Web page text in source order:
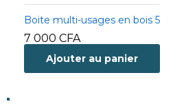
Boite multi-usages en bois 5
7 000 CFA
Ajouter au panier